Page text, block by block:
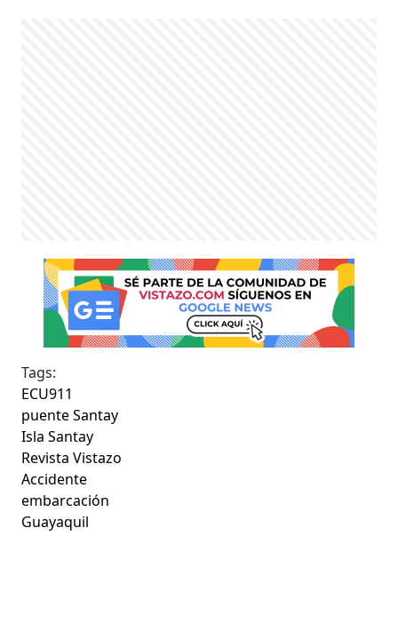
Tags:
ECU911
puente Santay
Isla Santay
Revista Vistazo
Accidente
embarcación
Guayaquil